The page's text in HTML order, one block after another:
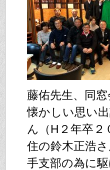
藤佑先生、同
懐かしい思い
ん（H２年卒
住の鈴木正浩
手支部の為に